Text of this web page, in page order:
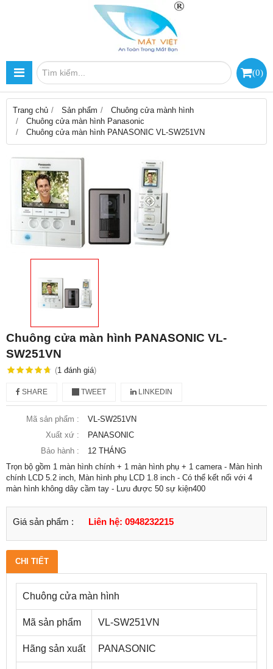
(0)
Trang chủ Sản phẩm
Chuông cửa mành hình
Chuông cửa màn hình Panasonic
Chuông cửa màn hình PANASONIC VL-SW251VN
Chuông cửa màn hình PANASONIC VL-
SW251VN
(1 đánh giá)
SHARE TWEET LINKEDIN
Mã sản phẩm :
VL-SW251VN
Xuất xứ :
PANASONIC
Bảo hành :
12 THÁNG
Trọn bộ gồm 1 màn hình chính + 1 màn hình phụ + 1 camera - Màn hình
chính LCD 5.2 inch, Màn hình phụ LCD 1.8 inch - Có thể kết nối với 4
màn hình không dây cầm tay - Lưu được 50 sự kiện400
Giá sản phẩm : Liên hệ: 0948232215
CHI TIẾT
Chuông cửa màn hình
Mã sản phẩm VL-SW251VN
Hãng sản xuất PANASONIC